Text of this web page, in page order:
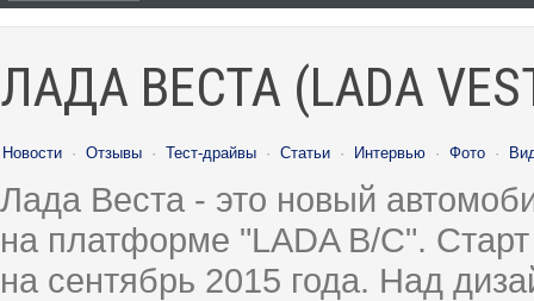
ЛАДА ВЕСТА (LADA
Новости · Отзывы · Тест-драйвы · Статьи · Интервью · Фото ·
Лада Веста - это новый
на платформе "LADA B/C".
на сентябрь 2015 года. Над